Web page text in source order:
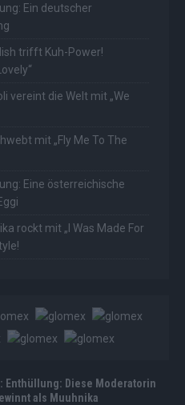
Ein deutscher
trifft Kuh-Power!
vereint die Welt mit „We
mit „Fly Me To The
Eine österreichische
rockt mit „I Was Made For
Enthüllung: Diese Moderatorin
als Muuhnika